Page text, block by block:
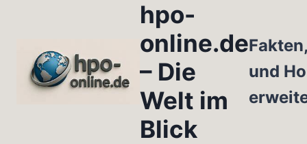
hpo-
online.de
– Die
Welt im
Blick
und